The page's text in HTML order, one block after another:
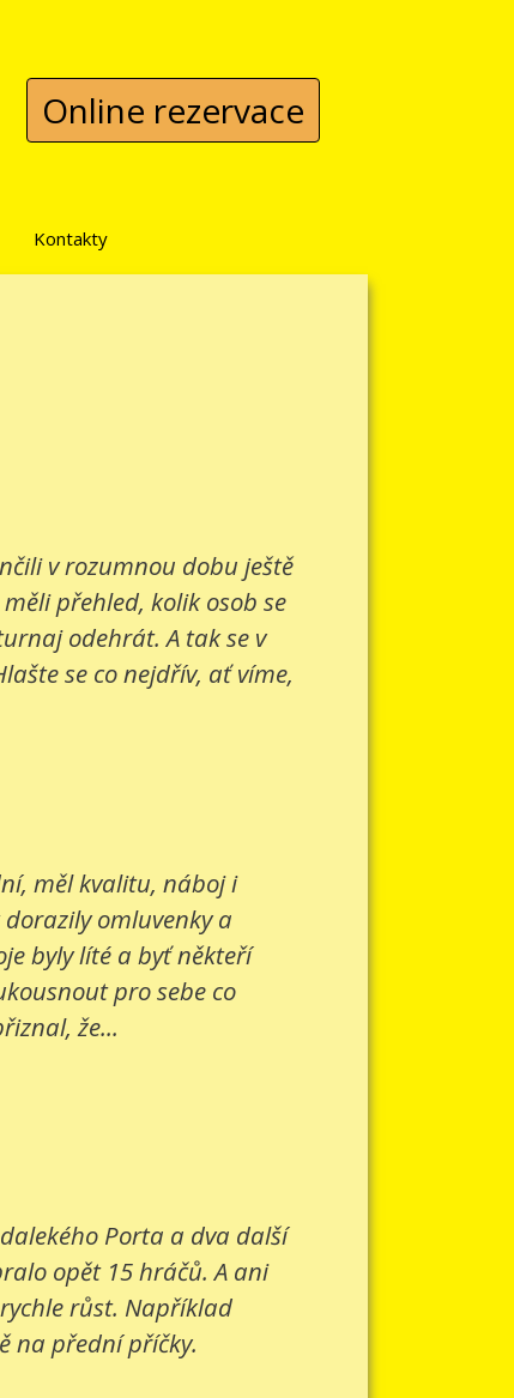
Online rezervace
Kontakty
v rozumnou dobu ještě
přehled, kolik osob se
odehrát. A tak se v
se co nejdřív, ať víme,
měl kvalitu, náboj i
omluvenky a
byly líté a byť někteří
pro sebe co
že...
Porta a dva další
opět 15 hráčů. A ani
růst. Například
na přední příčky.